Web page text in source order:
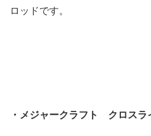
ロッドです。
・メジャークラフト クロス